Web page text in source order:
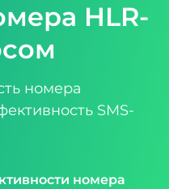
HLR-
номера
SMS-
номера